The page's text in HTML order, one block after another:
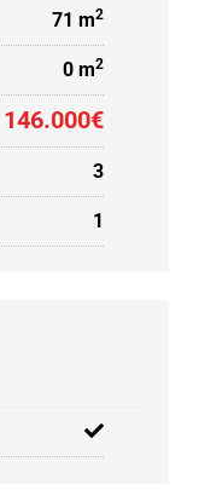
71 m2
0 m2
146.000€
3
1